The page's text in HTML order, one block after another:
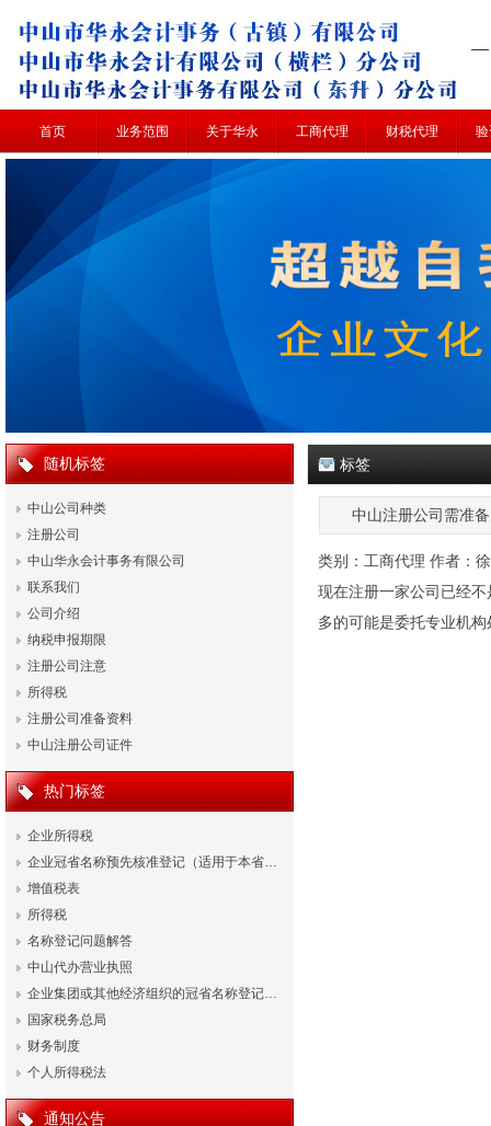
首页 业务范围 关于华永 工商代理 财税代理
标签
中山注册公司需准
类别： 工商代理 作者：
现在注册一家公司已经
多的可能是委托专业机
随机标签
中山公司种类
注册公司
中山华永会计事务有限公司
联系我们
公司介绍
纳税申报期限
注册公司注意
所得税
注册公司准备资料
中山注册公司证件
热门标签
企业所得税
企业冠省名称预先核准登记（适用于本省…
增值税表
所得税
名称登记问题解答
中山代办营业执照
企业集团或其他经济组织的冠省名称登记…
国家税务总局
财务制度
个人所得税法
通知公告